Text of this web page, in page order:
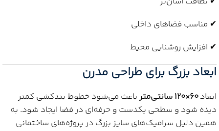
✔ مناسب فضاهای داخلی
✔ افزایش روشنایی محیط
ابعاد بزرگ برای طراحی مدرن
ابعاد۶۰×۱۲۰ سانتی‌متر
باعث می‌شود خطوط بندکشی کمتر
دیده شود و سطحی یکدست و حرفه‌ای در فضا ایجاد شود. به
همین دلیل سرامیک‌های سایز بزرگ در پروژه‌های ساختمانی